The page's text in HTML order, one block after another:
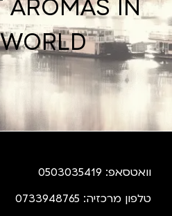
AROMAS IN
וואטסאפ: 0503035419
טלפון מרכזיה: 0733948765